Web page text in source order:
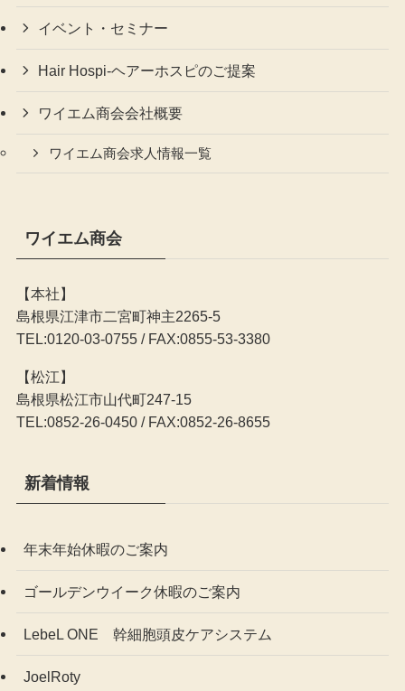
イベント・セミナー
Hair Hospi-ヘアーホスピのご提案
ワイエム商会会社概要
ワイエム商会求人情報一覧
ワイエム商会
【本社】
島根県江津市二宮町神主2265-5
TEL:0120-03-0755 / FAX:0855-53-3380
【松江】
島根県松江市山代町247-15
TEL:0852-26-0450 / FAX:0852-26-8655
新着情報
年末年始休暇のご案内
ゴールデンウイーク休暇のご案内
LebeL ONE 幹細胞頭皮ケアシステム
JoelRoty